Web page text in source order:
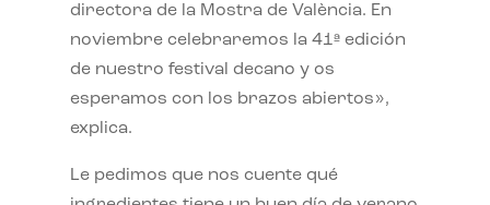
directora de la Mostra de València. En
noviembre celebraremos la 41ª edición
de nuestro festival decano y os
esperamos con los brazos abiertos»,
explica.
Le pedimos que nos cuente qué